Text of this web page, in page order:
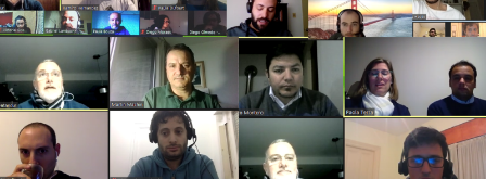
Blog
de